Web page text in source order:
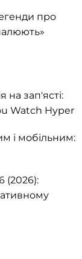
про
на зап'ясті:
Watch Hyper
і мобільним:
(2026):